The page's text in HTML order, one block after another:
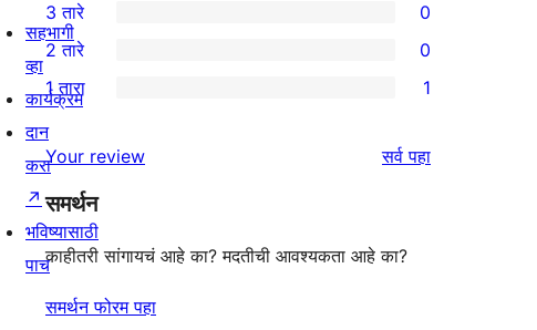
तारांकित
परीक्षणे
4-
तारांकित
परीक्षणे
0
3-
तारांकित
परीक्षणे
3 तारे 0
2-
तारांकित
परीक्षणे
2 तारे 0
1
1-
तारांकित
पुनरावलोकन
1 तारा 1
Your review सर्वपुनरावलोकने
पहा
समर्थन
काहीतरी सांगायचं आहे का? मदतीची आवश्यकता आहे का?
समर्थन फोरम पहा
सहभागी
व्हा
कार्यक्रम
दान
करा
↗
भविष्यासाठी
पाच